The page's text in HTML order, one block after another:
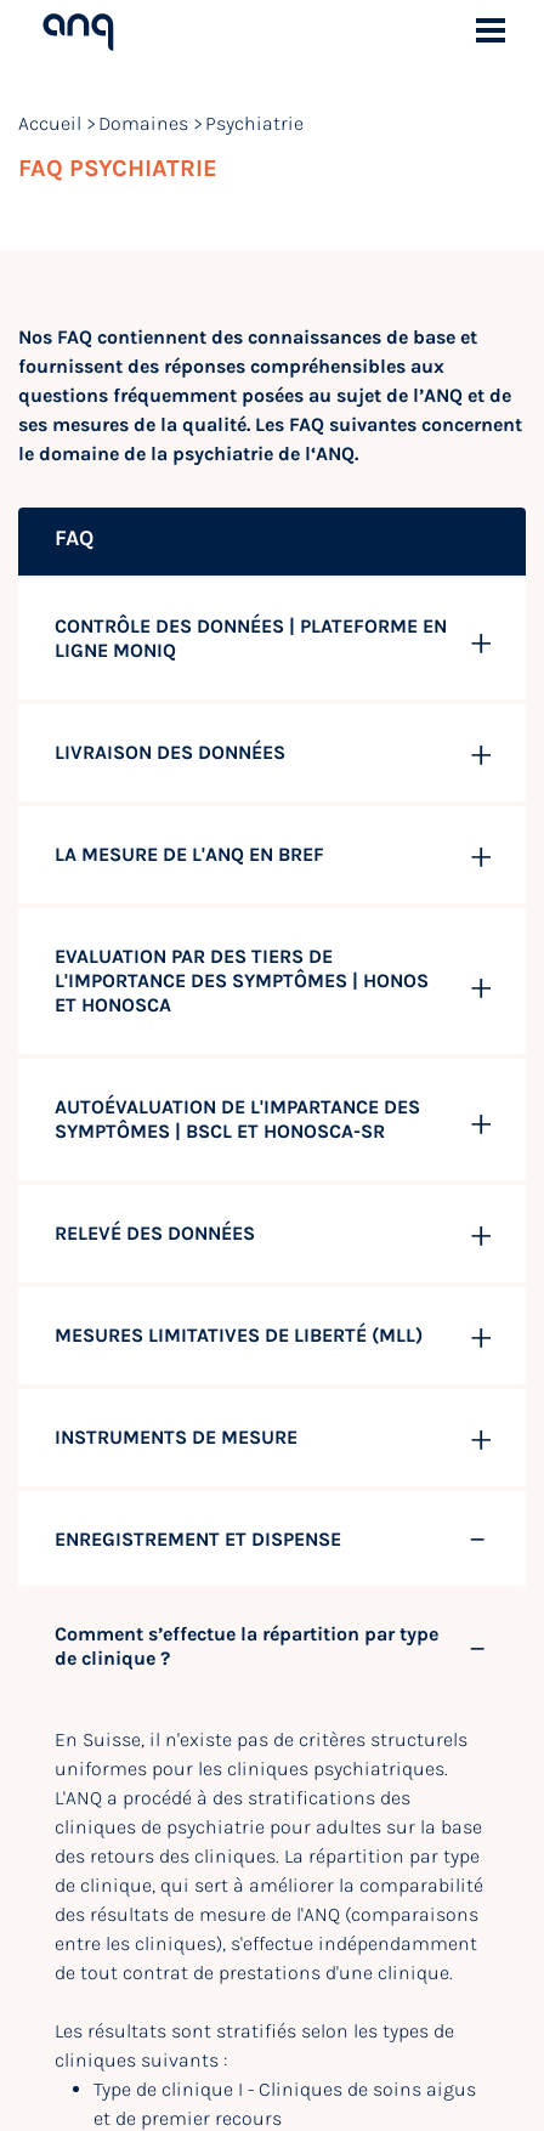
Accueil Domaines Psychiatrie
FAQ PSYCHIATRIE
Nos FAQ contiennent des connaissances de base et
fournissent des réponses compréhensibles aux
questions fréquemment posées au sujet de l’ANQ et de
ses mesures de la qualité. Les FAQ suivantes concernent
le domaine de la psychiatrie de l‘ANQ.
FAQ
CONTRÔLE DES DONNÉES | PLATEFORME EN
LIGNE MONIQ
LIVRAISON DES DONNÉES
LA MESURE DE L'ANQ EN BREF
EVALUATION PAR DES TIERS DE
L'IMPORTANCE DES SYMPTÔMES | HONOS
ET HONOSCA
AUTOÉVALUATION DE L'IMPARTANCE DES
SYMPTÔMES | BSCL ET HONOSCA-SR
RELEVÉ DES DONNÉES
MESURES LIMITATIVES DE LIBERTÉ (MLL)
INSTRUMENTS DE MESURE
ENREGISTREMENT ET DISPENSE
Comment s’effectue la répartition par type
de clinique ?
En Suisse, il n'existe pas de critères structurels
uniformes pour les cliniques psychiatriques.
L'ANQ a procédé à des stratifications des
cliniques de psychiatrie pour adultes sur la base
des retours des cliniques. La répartition par type
de clinique, qui sert à améliorer la comparabilité
des résultats de mesure de l'ANQ (comparaisons
entre les cliniques), s'effectue indépendamment
de tout contrat de prestations d'une clinique.
Les résultats sont stratifiés selon les types de
cliniques suivants :
Type de clinique I - Cliniques de soins aigus
et de premier recours